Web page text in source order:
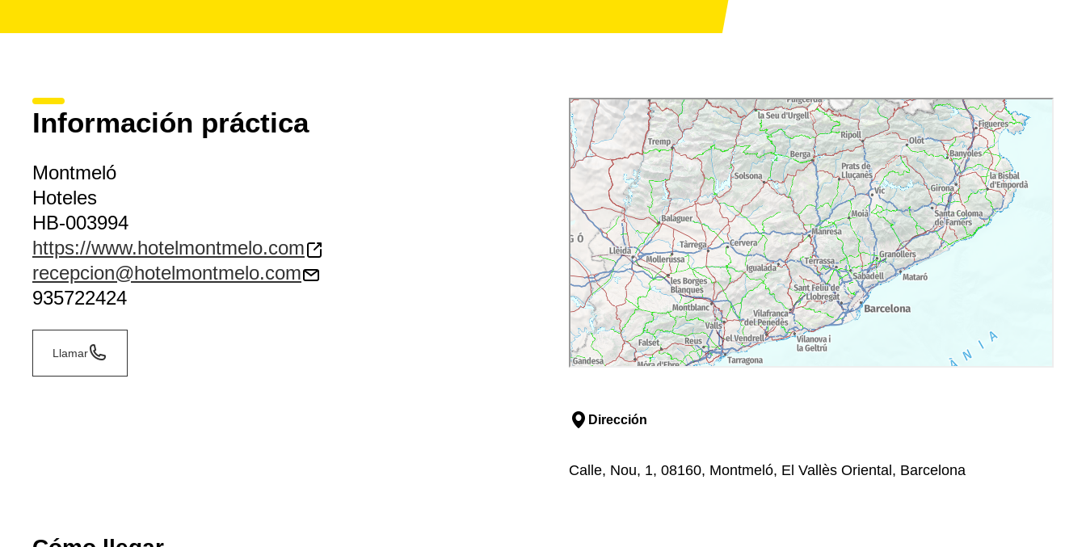
Información práctica
Montmeló
Hoteles
HB-003994
https://www.hotelmontmelo.com
recepcion@hotelmontmelo.com
935722424
Llamar
Dirección
Calle, Nou, 1, 08160, Montmeló, El Vallès Oriental, Barcelona